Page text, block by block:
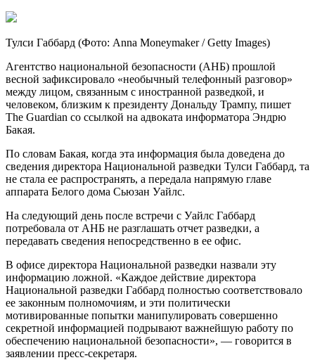
Тулси Габбард (Фото: Anna Moneymaker / Getty Images)
Агентство национальной безопасности (АНБ) прошлой
весной зафиксировало «необычный телефонный разговор»
между лицом, связанным с иностранной разведкой, и
человеком, близким к президенту Дональду Трампу, пишет
The Guardian со ссылкой на адвоката информатора Эндрю
Бакая.
По словам Бакая, когда эта информация была доведена до
сведения директора Национальной разведки Тулси Габбард, та
не стала ее распространять, а передала напрямую главе
аппарата Белого дома Сьюзан Уайлс.
На следующий день после встречи с Уайлс Габбард
потребовала от АНБ не разглашать отчет разведки, а
передавать сведения непосредственно в ее офис.
В офисе директора Национальной разведки назвали эту
информацию ложной. «Каждое действие директора
Национальной разведки Габбард полностью соответствовало
ее законным полномочиям, и эти политически
мотивированные попытки манипулировать совершенно
секретной информацией подрывают важнейшую работу по
обеспечению национальной безопасности», — говорится в
заявлении пресс-секретаря.